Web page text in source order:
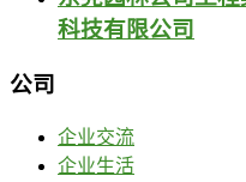
科技有限公司
公司
企业交流
企业生活